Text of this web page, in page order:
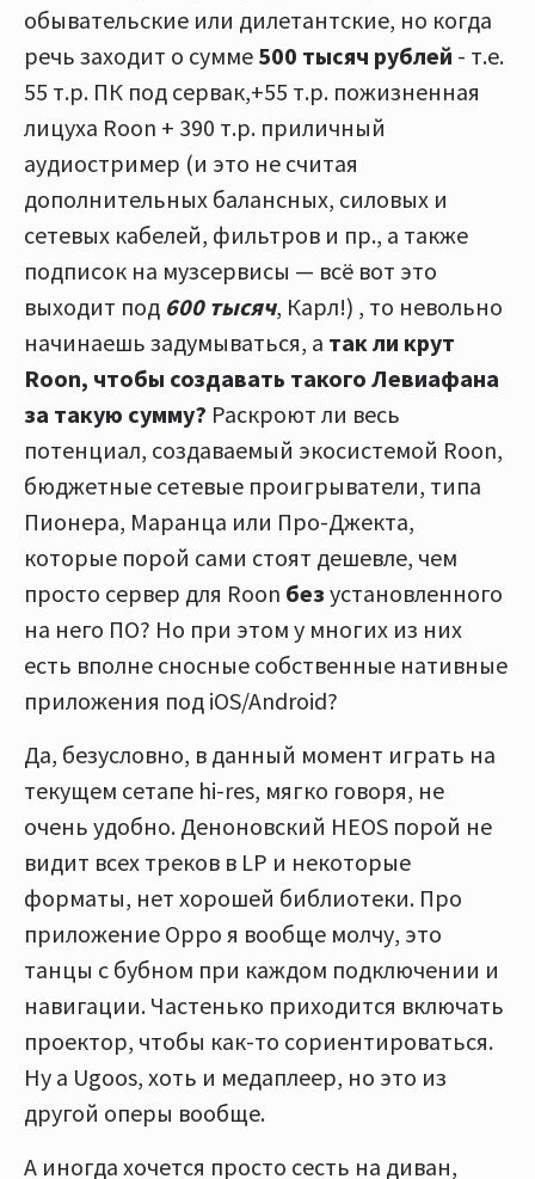
обывательские или дилетантские, но когда
речь заходит о сумме 500 тысяч рублей - т.е.
55 т.р. ПК под сервак,+55 т.р. пожизненная
лицуха Roon + 390 т.р. приличный
аудиостример (и это не считая
дополнительных балансных, силовых и
сетевых кабелей, фильтров и пр., а также
подписок на музсервисы — всё вот это
выходит под 600 тысяч, Карл!) , то невольно
начинаешь задумываться, а так ли крут
Roon, чтобы создавать такого Левиафана
за такую сумму? Раскроют ли весь
потенциал, создаваемый экосистемой Roon,
бюджетные сетевые проигрыватели, типа
Пионера, Маранца или Про-Джекта,
которые порой сами стоят дешевле, чем
просто сервер для Roon без установленного
на него ПО? Но при этом у многих из них
есть вполне сносные собственные нативные
приложения под iOS/Android?
Да, безусловно, в данный момент играть на
текущем сетапе hi-res, мягко говоря, не
очень удобно. Деноновский HEOS порой не
видит всех треков в LP и некоторые
форматы, нет хорошей библиотеки. Про
приложение Oppo я вообще молчу, это
танцы с бубном при каждом подключении и
навигации. Частенько приходится включать
проектор, чтобы как-то сориентироваться.
Ну а Ugoos, хоть и медаплеер, но это из
другой оперы вообще.
А иногда хочется просто сесть на диван,